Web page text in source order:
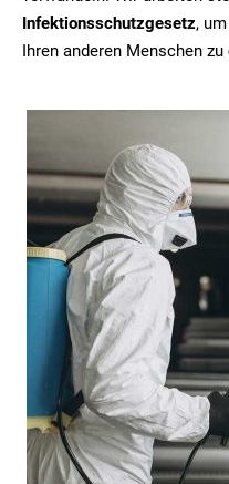
Infektionsschutzgesetz,
Ihren anderen Menschen zu